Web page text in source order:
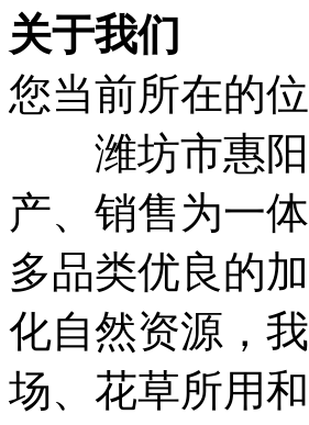
关于我们
您当前所在的
潍坊市惠阳
产、销售为一
多品类优良的
化自然资源，
场、花草所用